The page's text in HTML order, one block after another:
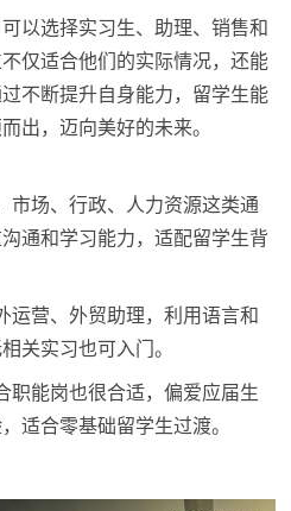
以选择实习生、助理、销售和
仅适合他们的实际情况，还能
不断提升自身能力，留学生能
出，迈向美好的未来。
市场、行政、人力资源这类通
通和学习能力，适配留学生背
运营、外贸助理，利用语言和
关实习也可入门。
职能岗也很合适，偏爱应届生
适合零基础留学生过渡。